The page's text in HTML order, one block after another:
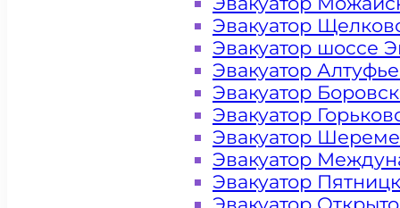
Эвакуатор
Эвакуатор шоссе
Эвакуатор
Эвакуатор
Эвакуатор
Эвакуатор
Эвакуатор
Эвакуатор